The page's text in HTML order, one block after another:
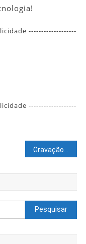
-------------------
-------------------
Pesquisar
por: